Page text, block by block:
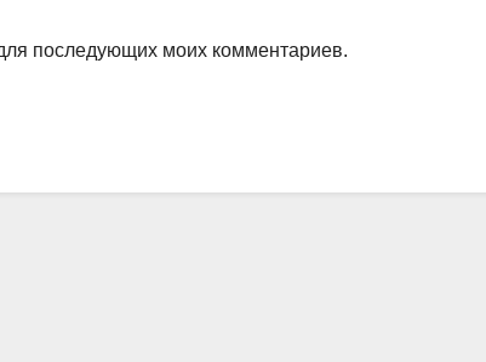
последующих моих комментариев.